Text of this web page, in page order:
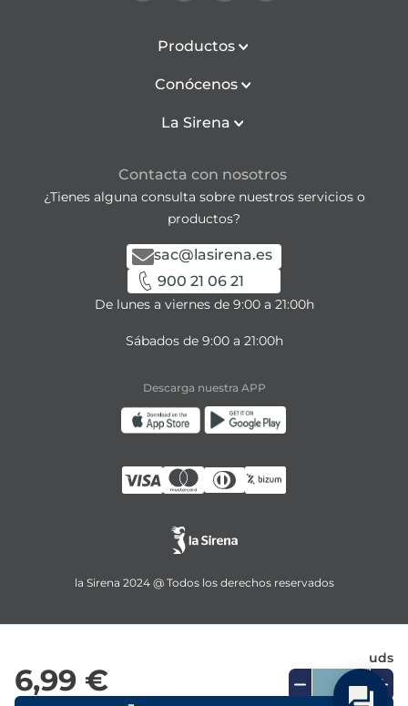
6,99 €
uds
Productos
Conócenos
La Sirena
Contacta con nosotros
¿Tienes alguna consulta sobre nuestros servicios o
productos?
sac@lasirena.es
900 21 06 21
De lunes a viernes de 9:00 a 21:00h
Sábados de 9:00 a 21:00h
Descarga nuestra APP
la Sirena 2024 @ Todos los derechos reservados